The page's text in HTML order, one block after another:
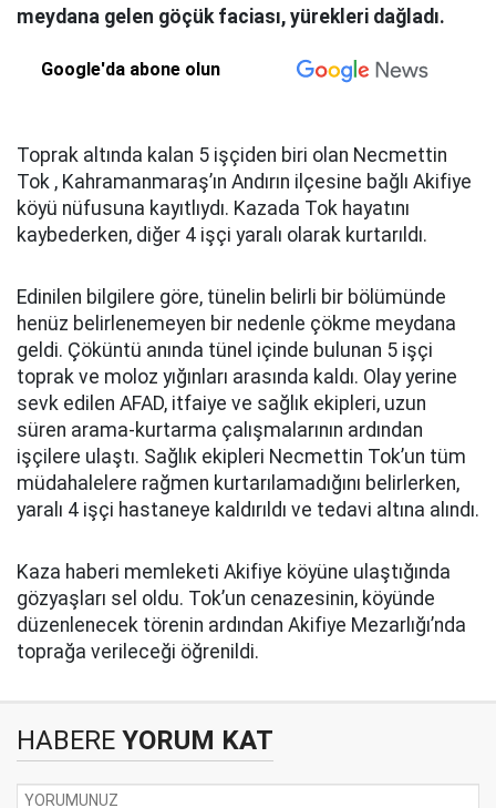
meydana gelen göçük faciası, yürekleri dağladı.
Google'da abone olun
Toprak altında kalan 5 işçiden biri olan Necmettin
Tok , Kahramanmaraş’ın Andırın ilçesine bağlı Akifiye
köyü nüfusuna kayıtlıydı. Kazada Tok hayatını
kaybederken, diğer 4 işçi yaralı olarak kurtarıldı.
Edinilen bilgilere göre, tünelin belirli bir bölümünde
henüz belirlenemeyen bir nedenle çökme meydana
geldi. Çöküntü anında tünel içinde bulunan 5 işçi
toprak ve moloz yığınları arasında kaldı. Olay yerine
sevk edilen AFAD, itfaiye ve sağlık ekipleri, uzun
süren arama-kurtarma çalışmalarının ardından
işçilere ulaştı. Sağlık ekipleri Necmettin Tok’un tüm
müdahalelere rağmen kurtarılamadığını belirlerken,
yaralı 4 işçi hastaneye kaldırıldı ve tedavi altına alındı.
Kaza haberi memleketi Akifiye köyüne ulaştığında
gözyaşları sel oldu. Tok’un cenazesinin, köyünde
düzenlenecek törenin ardından Akifiye Mezarlığı’nda
toprağa verileceği öğrenildi.
HABERE YORUM KAT